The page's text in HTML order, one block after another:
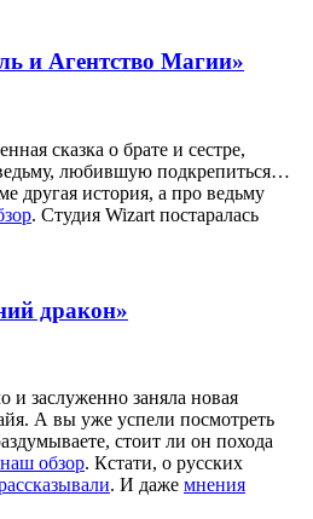
и Агентство Магии»
сказка о брате и сестре,
любившую подкрепиться…
другая история, а про ведьму
. Студия Wizart постаралась
дракон»
и заслуженно заняла новая
А вы уже успели посмотреть
стоит ли он похода
наш обзор. Кстати, о русских
. И даже мнения